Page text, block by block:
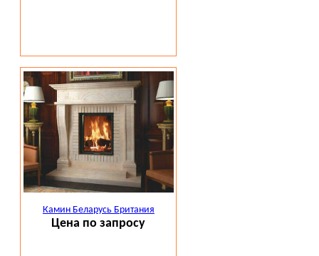
Камин Беларусь Британия
Цена по запросу